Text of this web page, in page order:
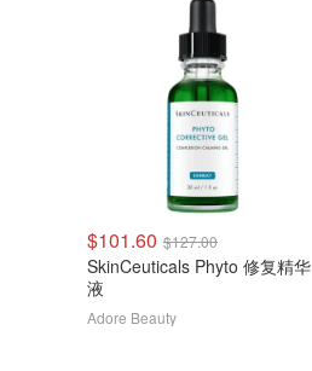
$101.60 $127.00
SkinCeuticals Phyto 修复精华
液
Adore Beauty